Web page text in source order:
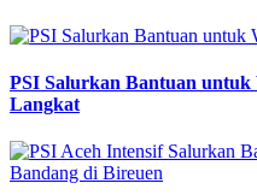
PSI Salurkan Bantuan
Langkat